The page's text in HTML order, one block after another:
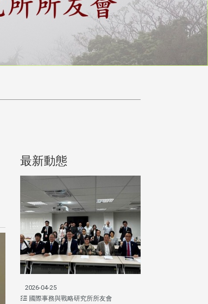
最新動態
2026-04-25
國際事務與戰略研究所所友會